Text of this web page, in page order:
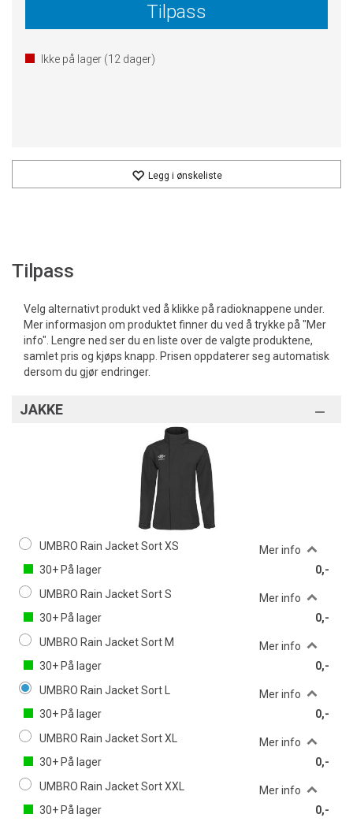
Tilpass
Ikke på lager (12 dager)
Legg i ønskeliste
Tilpass
Velg alternativt produkt ved å klikke på radioknappene under.
Mer informasjon om produktet finner du ved å trykke på "Mer
info". Lengre ned ser du en liste over de valgte produktene,
samlet pris og kjøps knapp. Prisen oppdaterer seg automatisk
dersom du gjør endringer.
JAKKE
UMBRO Rain Jacket Sort XS
Mer info
30+ På lager
0,-
UMBRO Rain Jacket Sort S
Mer info
30+ På lager
0,-
UMBRO Rain Jacket Sort M
Mer info
30+ På lager
0,-
UMBRO Rain Jacket Sort L
Mer info
30+ På lager
0,-
UMBRO Rain Jacket Sort XL
Mer info
30+ På lager
0,-
UMBRO Rain Jacket Sort XXL
Mer info
30+ På lager
0,-